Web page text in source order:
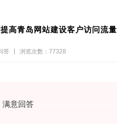
高青岛网站建设客户访问流量
答 浏览次数：77328
满意回答